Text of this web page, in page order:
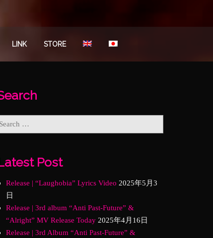
LINK STORE
Post
Release | “Laughobia” Lyrics Video 2025年5月3
日
Release | 3rd album “Anti Past-Future” &
“Alright” MV Release Today 2025年4月16日
Release | 3rd Album “Anti Past-Future” &